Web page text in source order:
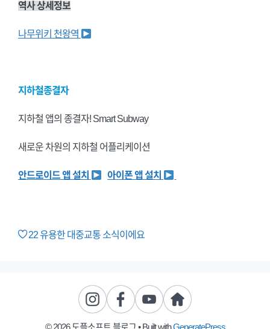
역사 상세정보
나무위키 천왕역
지하철종결자
지하철 앱의 종결자! Smart Subway
새로운 차원의 지하철 어플리케이션
안드로이드 앱 설치 아이폰 앱 설치
22유용한 대중교통 소식이에요
© 2026 도플소프트 블로그 • Built withGeneratePress